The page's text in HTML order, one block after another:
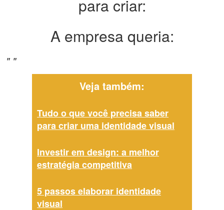
para criar:
A empresa queria:
" "
Veja também:
Tudo o que você precisa saber
para criar uma identidade visual
Investir em design: a melhor
estratégia competitiva
5 passos elaborar identidade
visual